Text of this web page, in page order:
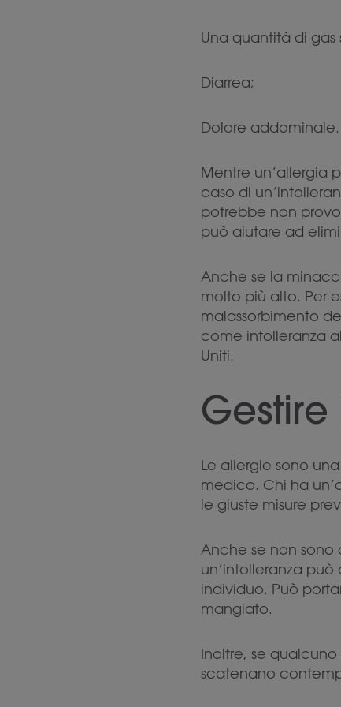
Una quantità di gas
Diarrea;
Dolore addominale.
Mentre un’allergia
caso di
potrebbe non
può aiutare ad
Anche se la
molto più alto. Per
malassorbimento
come intolleranza
Uniti.
Le allergie sono
medico. Chi ha
le giuste misure
Anche se non sono
un’intolleranza
individuo. Può
mangiato.
Inoltre, se
scatenano